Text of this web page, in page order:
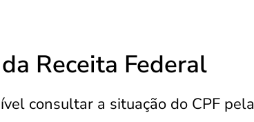
Receita Federal
consultar a situação do CPF pela